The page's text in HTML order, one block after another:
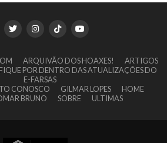
ARQUIVÃO DOS HOAXES!
ARTIGOS
FIQUE POR DENTRO DAS ATUALIZAÇÕES DO
E-FARSAS
CONOSCO
GILMAR LOPES
HOME
BRUNO SOBRE ULTIMAS